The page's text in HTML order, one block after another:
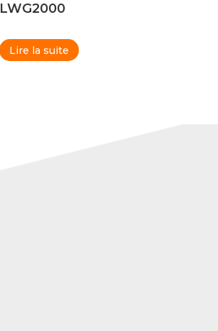
LWG2000
Lire la suite